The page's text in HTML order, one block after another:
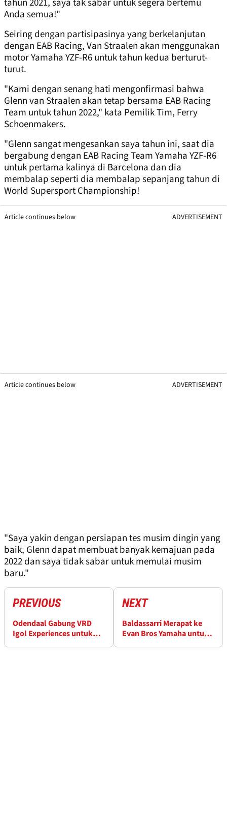
tahun 2021, saya tak sabar untuk segera bertemu
Anda semua!"
Seiring dengan partisipasinya yang berkelanjutan
dengan EAB Racing, Van Straalen akan menggunakan
motor Yamaha YZF-R6 untuk tahun kedua berturut-
turut.
"Kami dengan senang hati mengonfirmasi bahwa
Glenn van Straalen akan tetap bersama EAB Racing
Team untuk tahun 2022," kata Pemilik Tim, Ferry
Schoenmakers.
"Glenn sangat mengesankan saya tahun ini, saat dia
bergabung dengan EAB Racing Team Yamaha YZF-R6
untuk pertama kalinya di Barcelona dan dia
membalap seperti dia membalap sepanjang tahun di
World Supersport Championship!
Article continues below ADVERTISEMENT
Article continues below ADVERTISEMENT
"Saya yakin dengan persiapan tes musim dingin yang
baik, Glenn dapat membuat banyak kemajuan pada
2022 dan saya tidak sabar untuk memulai musim
baru."
PREVIOUS
Odendaal Gabung VRD
Igol Experiences untuk
NEXT
Baldassarri Merapat ke
Evan Bros Yamaha untuk